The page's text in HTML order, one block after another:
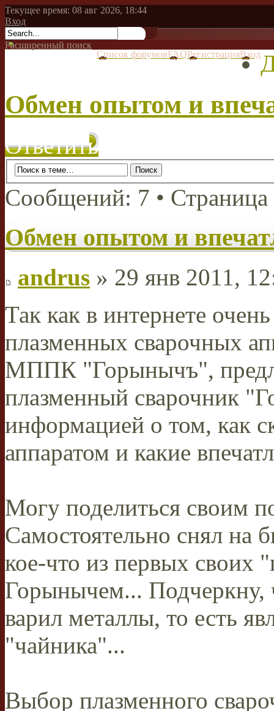
Текущее время: 08 авг 2026, 18:44
Вход
Расширенный поиск
Список форумовFAQРегистрацияВход
Обмен опытом и
Ответить
Сообщений: 7 • Страница
Обмен опытом и
andrus » 29 янв 2011,
Так как в интернете
плазменных сварочных
МППК "Горынычъ",
плазменный сварочник
информацией о том, как
аппаратом и какие
Могу поделиться своим
Самостоятельно снял на
кое-что из первых своих
Горынычем... Подчеркну,
варил металлы, то есть
"чайника"...
Выбор плазменного